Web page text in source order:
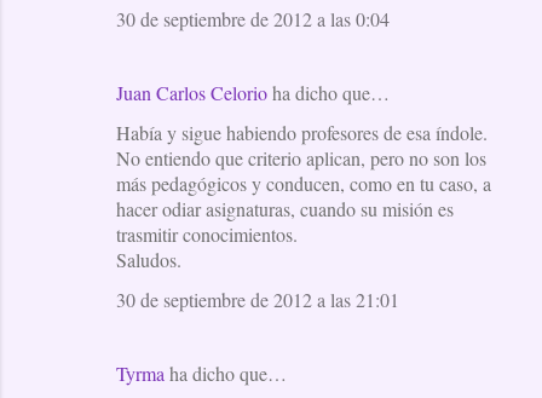
30 de septiembre de 2012 a las 0:04
Juan Carlos Celorioha dicho que…
Había y sigue habiendo profesores de esa índole.
No entiendo que criterio aplican, pero no son los
más pedagógicos y conducen, como en tu caso, a
hacer odiar asignaturas, cuando su misión es
trasmitir conocimientos.
Saludos.
30 de septiembre de 2012 a las 21:01
Tyrma ha dicho que…